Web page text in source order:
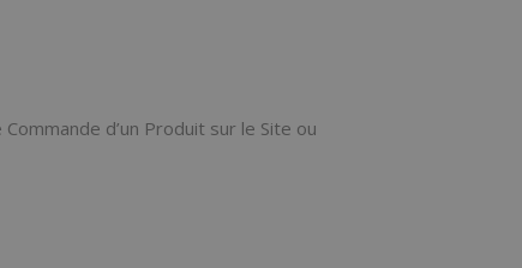
d’un Produit sur le Site ou